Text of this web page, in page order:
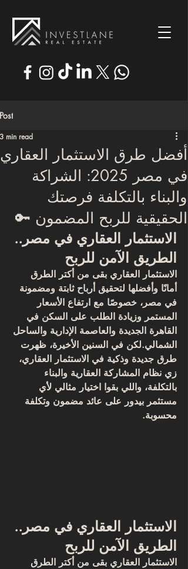
Post
أفضل طرق الاستثمار العقاري
في مصر 2025: الشراكة
والبناء بالتكلفة فرصتك
الحقيقية للربح المضمون 🔑
3 min read
الاستثمار العقاري في مصر..
الطريق الآمن للربح
الاستثمار العقاري بقى من أكتر الطرق
أمانًا وأفضلها لتحقيق أرباح ثابتة ومضمونة
في مصر، خصوصًا مع ارتفاع الأسعار
المستمر وزيادة الطلب على السكن في
القاهرة الجديدة والعاصمة الإدارية والساحل
الشمالي.لكن في السنين الأخيرة، ظهرت
طرق جديدة وذكية في الاستثمار العقاري،
زي نظام المشاركة العقارية والبناء
بالتكلفة، واللي بقوا اختيار مثالي لأي
مستثمر بيدور على عائد مضمون وتكلفة
محسوبة.
الاستثمار العقاري في مصر..
الطريق الآمن للربح
الاستثمار العقاري بقى من أكتر الطرق